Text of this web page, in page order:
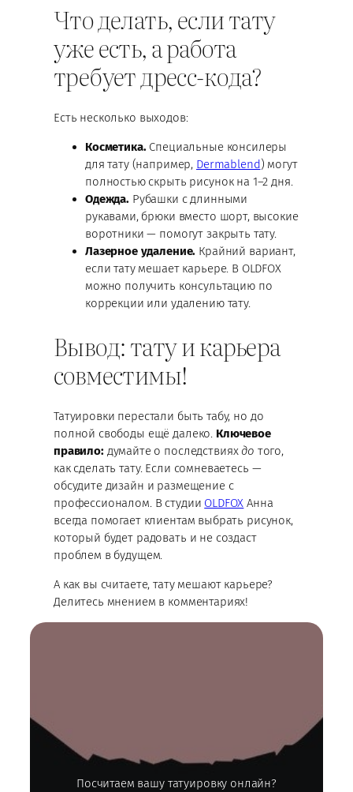
Что делать, если тату
уже есть, а работа
требует дресс-кода?
Есть несколько выходов:
Косметика.Специальные консилеры
для тату (например, Dermablend) могут
полностью скрыть рисунок на 1–2 дня.
Одежда.Рубашки с длинными
рукавами, брюки вместо шорт, высокие
воротники — помогут закрыть тату.
Лазерное удаление. Крайний вариант,
если тату мешает карьере. В OLDFOX
можно получить консультацию по
коррекции или удалению тату.
Вывод: тату и карьера
совместимы!
Татуировки перестали быть табу, но до
полной свободы ещё далеко. Ключевое
правило:думайте о последствиях до того,
как сделать тату. Если сомневаетесь —
обсудите дизайн и размещение с
профессионалом. В студии OLDFOX Анна
всегда помогает клиентам выбрать рисунок,
который будет радовать и не создаст
проблем в будущем.
А как вы считаете, тату мешают карьере?
Делитесь мнением в комментариях!
Посчитаем вашу татуировку онлайн?